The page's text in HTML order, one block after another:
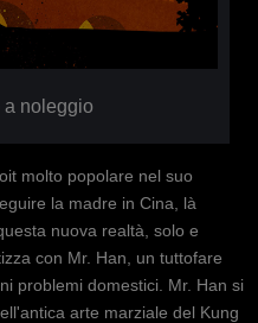
a noleggio
molto popolare nel suo
la madre in Cina, là
nuova realtà, solo e
con Mr. Han, un tuttofare
problemi domestici. Mr. Han si
arte marziale del Kung